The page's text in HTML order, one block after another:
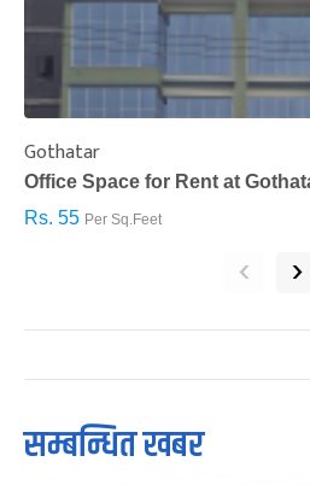
Gothatar
Office Space for Rent at
Rs. 55 Per Sq.Feet
‹ ›
सम्बन्धित खबर